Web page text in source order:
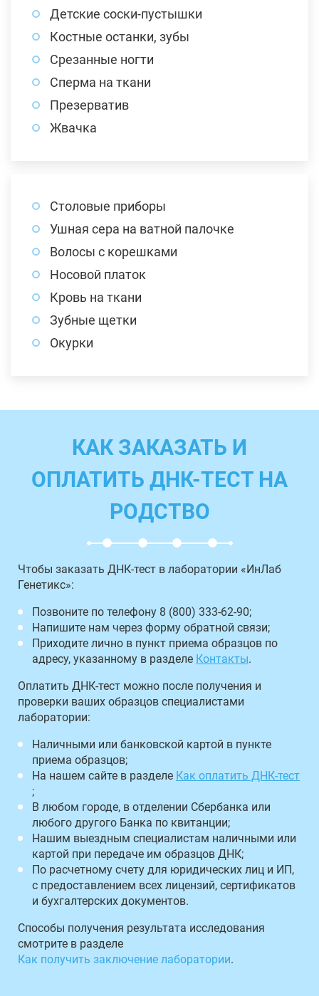
Детские соски-пустышки
Костные останки, зубы
Срезанные ногти
Сперма на ткани
Презерватив
Жвачка
Столовые приборы
Ушная сера на ватной палочке
Волосы с корешками
Носовой платок
Кровь на ткани
Зубные щетки
Окурки
КАК ЗАКАЗАТЬ И
ОПЛАТИТЬ ДНК-ТЕСТ НА
РОДСТВО
Чтобы заказать ДНК-тест в лаборатории «ИнЛаб
Генетикс»:
Позвоните по телефону 8 (800) 333-62-90;
Напишите нам через форму обратной связи;
Приходите лично в пункт приема образцов по
адресу, указанному в разделе Контакты.
Оплатить ДНК-тест можно после получения и
проверки ваших образцов специалистами
лаборатории:
Наличными или банковской картой в пункте
приема образцов;
На нашем сайте в разделе Как оплатить ДНК-тест
;
В любом городе, в отделении Сбербанка или
любого другого Банка по квитанции;
Нашим выездным специалистам наличными или
картой при передаче им образцов ДНК;
По расчетному счету для юридических лиц и ИП,
с предоставлением всех лицензий, сертификатов
и бухгалтерских документов.
Способы получения результата исследования
смотрите в разделе
Как получить заключение лаборатории.